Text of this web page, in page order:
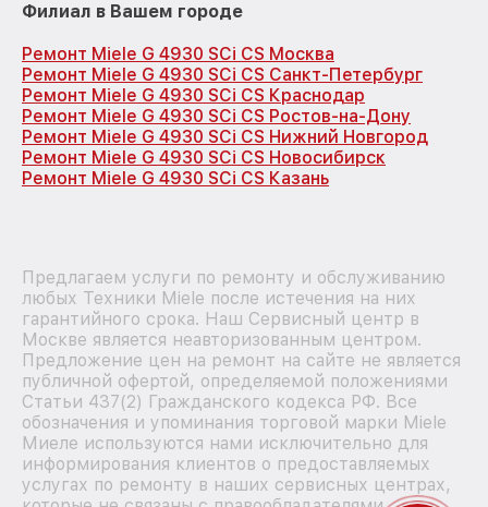
Филиал в Вашем городе
Ремонт Miele G 4930 SCi CS Москва
Ремонт Miele G 4930 SCi CS Санкт-Петербург
Ремонт Miele G 4930 SCi CS Краснодар
Ремонт Miele G 4930 SCi CS Ростов-на-Дону
Ремонт Miele G 4930 SCi CS Нижний Новгород
Ремонт Miele G 4930 SCi CS Новосибирск
Ремонт Miele G 4930 SCi CS Казань
Предлагаем услуги по ремонту и обслуживанию
любых Техники Miele после истечения на них
гарантийного срока. Наш Сервисный центр в
Москве является неавторизованным центром.
Предложение цен на ремонт на сайте не является
публичной офертой, определяемой положениями
Статьи 437(2) Гражданского кодекса РФ. Все
обозначения и упоминания торговой марки Miele
Миеле используются нами исключительно для
информирования клиентов о предоставляемых
услугах по ремонту в наших сервисных центрах,